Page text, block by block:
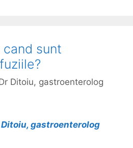
sunt
Ditoiu, gastroenterolog
gastroenterolog